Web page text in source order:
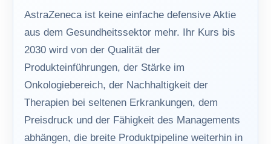
AstraZeneca ist keine einfache defensive Aktie
aus dem Gesundheitssektor mehr. Ihr Kurs bis
2030 wird von der Qualität der
Produkteinführungen, der Stärke im
Onkologiebereich, der Nachhaltigkeit der
Therapien bei seltenen Erkrankungen, dem
Preisdruck und der Fähigkeit des Managements
abhängen, die breite Produktpipeline weiterhin in